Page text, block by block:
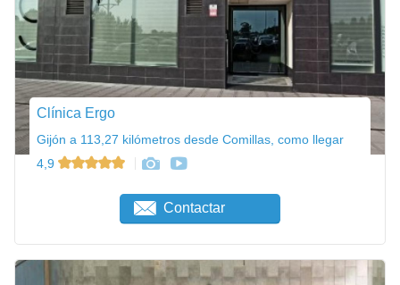
Clínica Ergo
Gijón a 113,27 kilómetros desde Comillas, como llegar
4,9
Contactar